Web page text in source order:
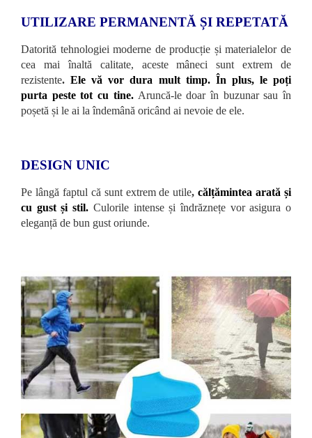
UTILIZARE PERMANENTĂ ȘI REPETATĂ
Datorită tehnologiei moderne de producție și materialelor de
cea mai înaltă calitate, aceste mâneci sunt extrem de
rezistente.Ele vă vor dura mult timp. În plus, le poți
purta peste tot cu tine.Aruncă-le doar în buzunar sau în
poșetă și le ai la îndemână oricând ai nevoie de ele.
DESIGN UNIC
Pe lângă faptul că sunt extrem de utile,călțămintea arată și
cu gust și stil. Culorile intense și îndrăznețe vor asigura o
eleganță de bun gust oriunde.